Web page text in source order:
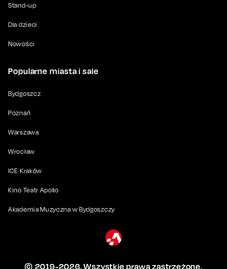
Stand-up
Dla dzieci
Nowości
Popularne miasta i sale
Bydgoszcz
Poznań
Warszawa
Wrocław
ICE Kraków
Kino Teatr Apollo
Akademia Muzyczna w Bydgoszczy
© 2019-2026. Wszystkie prawa zastrzeżone.